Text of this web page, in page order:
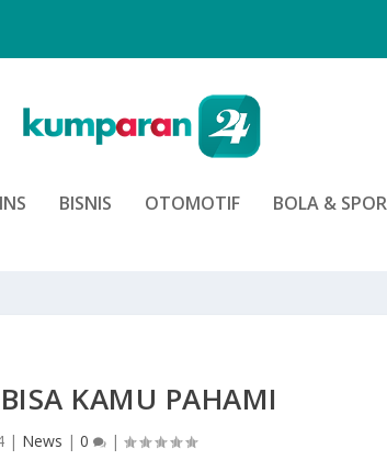
BISNIS OTOMOTIF BOLA &
KAMU PAHAMI
| News | 0 |